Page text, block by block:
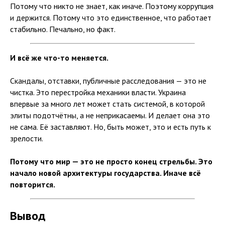
Потому что никто не знает, как иначе. Поэтому коррупция
и держится. Потому что это единственное, что работает
стабильно. Печально, но факт.
И всё же что-то меняется.
Скандалы, отставки, публичные расследования — это не
чистка. Это перестройка механики власти. Украина
впервые за много лет может стать системой, в которой
элиты подотчётны, а не неприкасаемы. И делает она это
не сама. Её заставляют. Но, быть может, это и есть путь к
зрелости.
Потому что мир — это не просто конец стрельбы. Это
начало новой архитектуры государства. Иначе всё
повторится.
Вывод